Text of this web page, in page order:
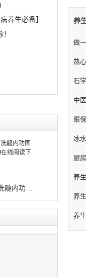
养生必备】
养
做
热
石
中
眼
冰
厨
养
养
养